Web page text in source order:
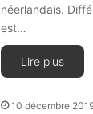
néerlandais.
est…
Lire plus
10 décembre